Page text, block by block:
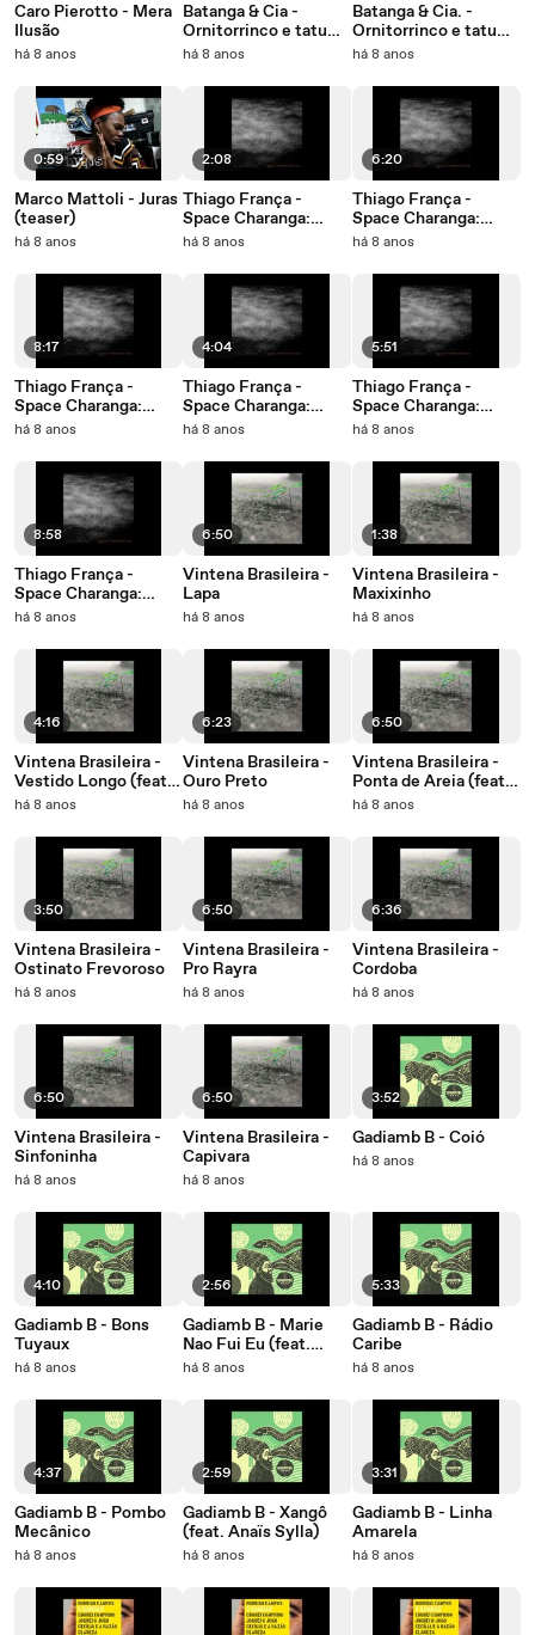
Caro Pierotto - Mera
Ilusão
há 8 anos
0:59
Marco Mattoli - Juras
(teaser)
há 8 anos
8:17
Thiago França -
Space Charanga:
Suíte Intergaláctica -
há 8 anos
8:58
Thiago França -
Space Charanga:
Suíte Intergaláctica -
há 8 anos
4:16
Vintena Brasileira -
Vestido Longo (feat.
Arismar do Espírito
há 8 anos
3:50
Vintena Brasileira -
Ostinato Frevoroso
há 8 anos
6:50
Vintena Brasileira -
Sinfoninha
há 8 anos
4:10
Gadiamb B - Bons
Tuyaux
há 8 anos
4:37
Gadiamb B - Pombo
Mecânico
há 8 anos
Batanga & Cia -
Ornitorrinco e tatu
(single)
há 8 anos
2:08
Thiago França -
Space Charanga:
Suíte Intergaláctica -
há 8 anos
4:04
Thiago França -
Space Charanga:
Suíte Intergaláctica -
há 8 anos
6:50
Vintena Brasileira -
Lapa
há 8 anos
6:23
Vintena Brasileira -
Ouro Preto
há 8 anos
6:50
Vintena Brasileira -
Pro Rayra
há 8 anos
6:50
Vintena Brasileira -
Capivara
há 8 anos
2:56
Gadiamb B - Marie
Nao Fui Eu (feat.
Juçara Marçal & Kiko
há 8 anos
2:59
Gadiamb B - Xangô
(feat. Anaïs Sylla)
há 8 anos
Batanga & Cia. -
Ornitorrinco e tatu
(teaser)
há 8 anos
6:20
Thiago França -
Space Charanga:
Suíte Intergaláctica -
há 8 anos
5:51
Thiago França -
Space Charanga:
Suíte Intergaláctica -
há 8 anos
1:38
Vintena Brasileira -
Maxixinho
há 8 anos
6:50
Vintena Brasileira -
Ponta de Areia (feat.
Monica Salmaso)
há 8 anos
6:36
Vintena Brasileira -
Cordoba
há 8 anos
3:52
Gadiamb B - Coió
há 8 anos
5:33
Gadiamb B - Rádio
Caribe
há 8 anos
3:31
Gadiamb B - Linha
Amarela
há 8 anos